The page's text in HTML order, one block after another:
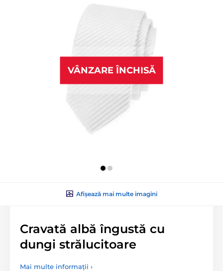
VÂNZARE ÎNCHISĂ
Afișează mai multe imagini
Cravată albă îngustă cu
dungi strălucitoare
Mai multe informații ›